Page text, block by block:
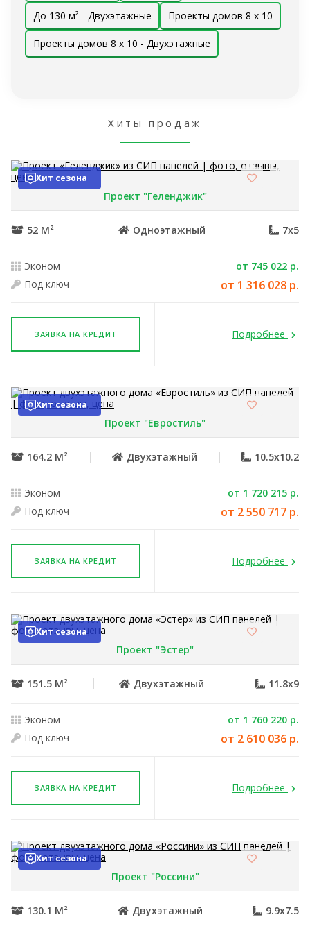
До 130 м² - Двухэтажные Проекты домов 8 x 10
Проекты домов 8 x 10 - Двухэтажные
Хиты продаж
Хит сезона
Проект "Геленджик"
52 М² Одноэтажный 7x5
Эконом
от 745 022 р.
Под ключ
от 1 316 028 р.
ЗАЯВКА НА КРЕДИТ Подробнее
Хит сезона
Проект "Евростиль"
164.2 М² Двухэтажный 10.5x10.2
Эконом
от 1 720 215 р.
Под ключ
от 2 550 717 р.
ЗАЯВКА НА КРЕДИТ Подробнее
Хит сезона
Проект "Эстер"
151.5 М² Двухэтажный 11.8x9
Эконом
от 1 760 220 р.
Под ключ
от 2 610 036 р.
ЗАЯВКА НА КРЕДИТ Подробнее
Хит сезона
Проект "Россини"
130.1 М² Двухэтажный 9.9x7.5